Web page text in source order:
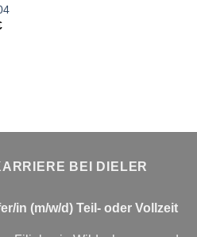
Aktueller
BEI DIELER
in (m/w/d) Teil- oder Vollzeit